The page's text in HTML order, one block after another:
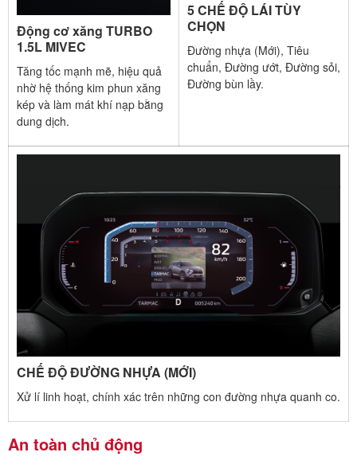
Động cơ xăng TURBO
1.5L MIVEC
Tăng tốc mạnh mẽ, hiệu quả
nhờ hệ thống kim phun xăng
kép và làm mát khí nạp bằng
dung dịch.
5 CHẾ ĐỘ LÁI TÙY
CHỌN
Đường nhựa (Mới), Tiêu
chuẩn, Đường ướt, Đường sỏi,
Đường bùn lầy.
CHẾ ĐỘ ĐƯỜNG NHỰA (MỚI)
Xử lí linh hoạt, chính xác trên những con đường nhựa quanh co.​
An toàn chủ động